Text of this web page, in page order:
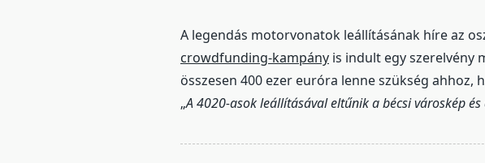
A legendás motorvonatok leállításának híre az
crowdfunding-kampány is indult egy szerelvény
összesen 400 ezer euróra lenne szükség
„A 4020-asok leállításával eltűnik a bécsi városkép